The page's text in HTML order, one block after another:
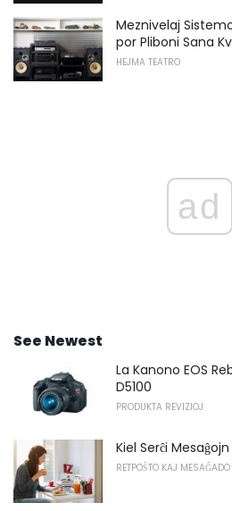
Meznivelaj
por Pliboni Sana
HEJMA TEATRO
ad
See Newest
La Kanono EOS
D5100
PRODUKTA REVIZIOJ
Kiel Serĉi
RETPOŜTO KAJ MESAĜADO